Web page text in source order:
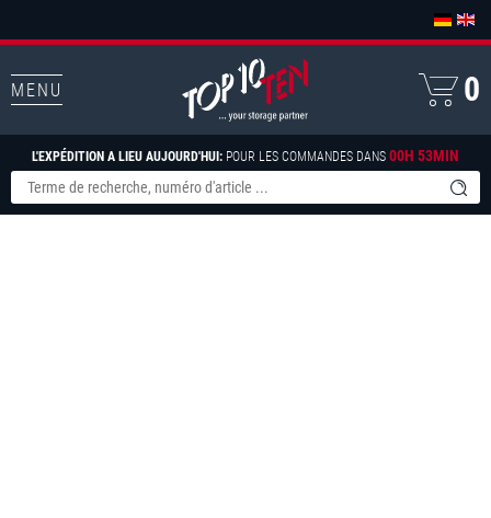
MENU
L'EXPÉDITION A LIEU AUJOURD'HUI: POUR LES COMMANDES DANS 00H 53MIN
0